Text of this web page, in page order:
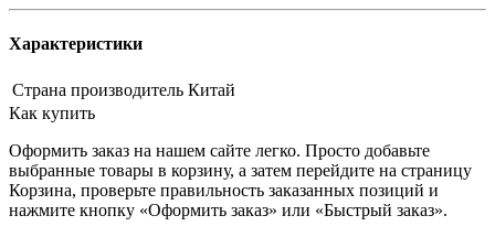
Характеристики
Страна производитель Китай
Как купить
Оформить заказ на нашем сайте легко. Просто добавьте
выбранные товары в корзину, а затем перейдите на страницу
Корзина, проверьте правильность заказанных позиций и
нажмите кнопку «Оформить заказ» или «Быстрый заказ».